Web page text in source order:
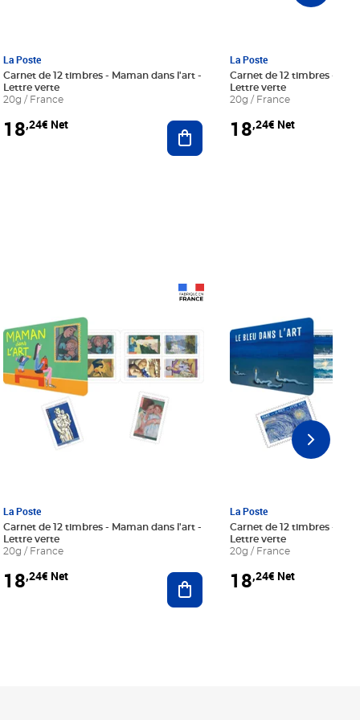
au panier
La Poste
Carnet de 12 timbres - Maman dans l'art -
Lettre verte
20g / France
18,24€ Net Ajouter au panier
La Poste
Carnet de 12 timbres - Le
Lettre verte
20g / France
18,24€ Net
au panier
La Poste
Carnet de 12 timbres - Maman dans l'art -
Lettre verte
20g / France
18,24€ Net Ajouter au panier
La Poste
Carnet de 12 timbres - Le
Lettre verte
20g / France
18,24€ Net